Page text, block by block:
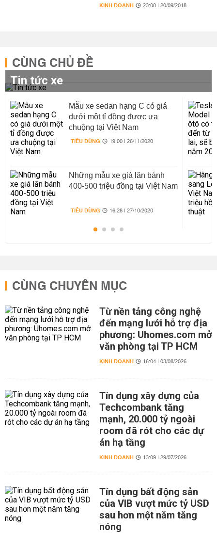
KINH DOANH 23:00 | 20/09/2018
CÙNG CHỦ ĐỀ
Tin tức xe
Mẫu xe sedan hạng C có giá
dưới một tỉ đồng được ưa
chuộng tại Việt Nam
TIÊU DÙNG 19:00 | 26/11/2020
Những mẫu xe giá lăn bánh
400-500 triệu đồng tại Việt Nam
TIÊU DÙNG 16:28 | 27/10/2020
CÙNG CHUYÊN MỤC
Từ nền tảng công nghệ
đến mạng lưới hỗ trợ địa
phương: Uhomes.com mở
văn phòng tại TP HCM
KINH DOANH 16:04 | 03/08/2026
Tín dụng xây dựng của
Techcombank tăng
mạnh, 20.000 tỷ ngoài
room đã rót cho các dự
án hạ tầng
KINH DOANH 13:09 | 29/07/2026
Tín dụng bất động sản
của VIB vượt mức tỷ USD
sau hơn một năm tăng
nóng